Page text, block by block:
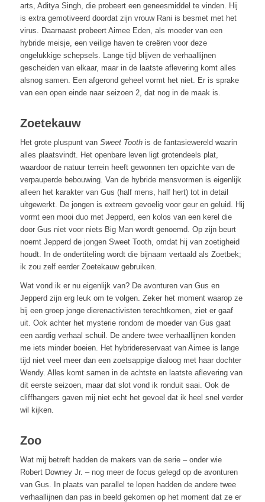
arts, Aditya Singh, die probeert een geneesmiddel te vinden. Hij
is extra gemotiveerd doordat zijn vrouw Rani is besmet met het
virus. Daarnaast probeert Aimee Eden, als moeder van een
hybride meisje, een veilige haven te creëren voor deze
ongelukkige schepsels. Lange tijd blijven de verhaallijnen
gescheiden van elkaar, maar in de laatste aflevering komt alles
alsnog samen. Een afgerond geheel vormt het niet. Er is sprake
van een open einde naar seizoen 2, dat nog in de maak is.
Zoetekauw
Het grote pluspunt van Sweet Toothis de fantasiewereld waarin
alles plaatsvindt. Het openbare leven ligt grotendeels plat,
waardoor de natuur terrein heeft gewonnen ten opzichte van de
verpauperde bebouwing. Van de hybride mensvormen is eigenlijk
alleen het karakter van Gus (half mens, half hert) tot in detail
uitgewerkt. De jongen is extreem gevoelig voor geur en geluid. Hij
vormt een mooi duo met Jepperd, een kolos van een kerel die
door Gus niet voor niets Big Man wordt genoemd. Op zijn beurt
noemt Jepperd de jongen Sweet Tooth, omdat hij van zoetigheid
houdt. In de ondertiteling wordt die bijnaam vertaald als Zoetbek;
ik zou zelf eerder Zoetekauw gebruiken.
Wat vond ik er nu eigenlijk van? De avonturen van Gus en
Jepperd zijn erg leuk om te volgen. Zeker het moment waarop ze
bij een groep jonge dierenactivisten terechtkomen, ziet er gaaf
uit. Ook achter het mysterie rondom de moeder van Gus gaat
een aardig verhaal schuil. De andere twee verhaallijnen konden
me iets minder boeien. Het hybridereservaat van Aimee is lange
tijd niet veel meer dan een zoetsappige dialoog met haar dochter
Wendy. Alles komt samen in de achtste en laatste aflevering van
dit eerste seizoen, maar dat slot vond ik ronduit saai. Ook de
cliffhangers gaven mij niet echt het gevoel dat ik heel snel verder
wil kijken.
Zoo
Wat mij betreft hadden de makers van de serie – onder wie
Robert Downey Jr. – nog meer de focus gelegd op de avonturen
van Gus. In plaats van parallel te lopen hadden de andere twee
verhaallijnen dan pas in beeld gekomen op het moment dat ze er